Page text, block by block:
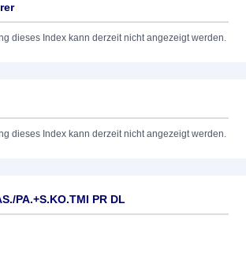
dieses Index kann derzeit nicht angezeigt werden.
dieses Index kann derzeit nicht angezeigt werden.
PA.+S.KO.TMI PR DL